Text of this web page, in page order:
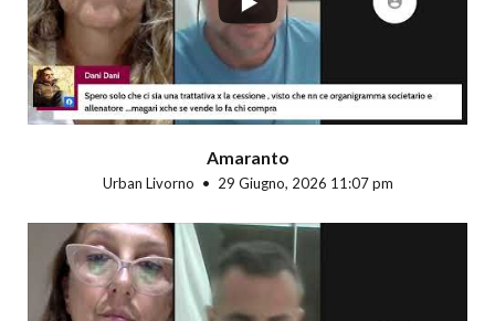
Amaranto
Urban Livorno 29 Giugno, 2026 11:07 pm